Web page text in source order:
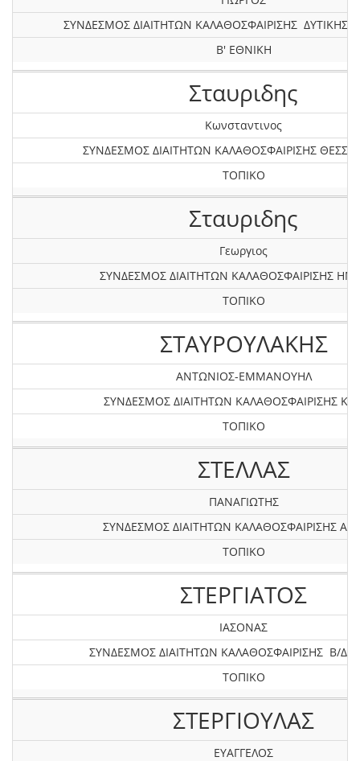
ΣΥΝΔΕΣΜΟΣ ΔΙΑΙΤΗΤΩΝ ΚΑΛΑΘΟΣΦΑΙΡΙΣΗΣ ΔΥΤΙΚΗΣ
Β' ΕΘΝΙΚΗ
Σταυριδης
Κωνσταντινος
ΣΥΝΔΕΣΜΟΣ ΔΙΑΙΤΗΤΩΝ ΚΑΛΑΘΟΣΦΑΙΡΙΣΗΣ
ΤΟΠΙΚΟ
Σταυριδης
Γεωργιος
ΣΥΝΔΕΣΜΟΣ ΔΙΑΙΤΗΤΩΝ ΚΑΛΑΘΟΣΦΑΙΡΙΣΗΣ
ΤΟΠΙΚΟ
ΣΤΑΥΡΟΥΛΑΚΗΣ
ΑΝΤΩΝΙΟΣ-ΕΜΜΑΝΟΥΗΛ
ΣΥΝΔΕΣΜΟΣ ΔΙΑΙΤΗΤΩΝ ΚΑΛΑΘΟΣΦΑΙΡΙΣΗΣ
ΤΟΠΙΚΟ
ΣΤΕΛΛΑΣ
ΠΑΝΑΓΙΩΤΗΣ
ΣΥΝΔΕΣΜΟΣ ΔΙΑΙΤΗΤΩΝ ΚΑΛΑΘΟΣΦΑΙΡΙΣΗΣ
ΤΟΠΙΚΟ
ΣΤΕΡΓΙΑΤΟΣ
ΙΑΣΟΝΑΣ
ΣΥΝΔΕΣΜΟΣ ΔΙΑΙΤΗΤΩΝ ΚΑΛΑΘΟΣΦΑΙΡΙΣΗΣ Β/Δ
ΤΟΠΙΚΟ
ΣΤΕΡΓΙΟΥΛΑΣ
ΕΥΑΓΓΕΛΟΣ